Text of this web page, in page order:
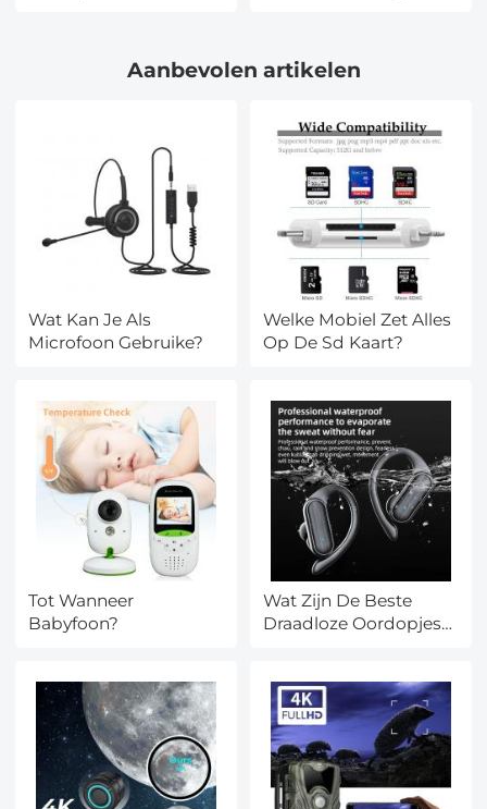
Aanbevolen artikelen
Wat Kan Je Als
Microfoon Gebruike?
Welke Mobiel Zet Alles
Op De Sd Kaart?
Tot Wanneer
Babyfoon?
Wat Zijn De Beste
Draadloze Oordopjes